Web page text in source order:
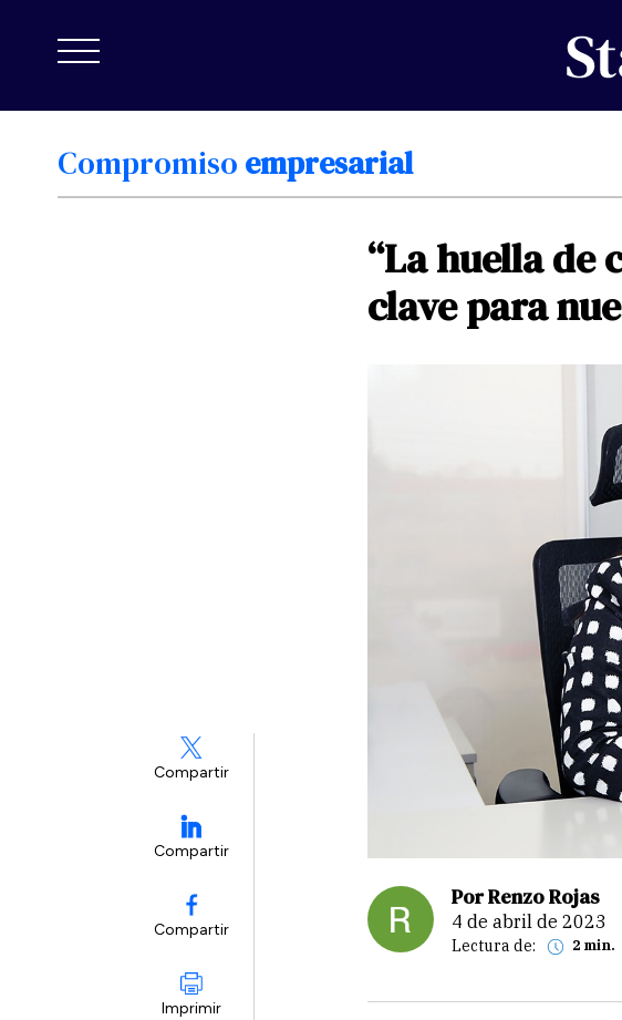
Compromiso empresarial
Compartir
Compartir
Compartir
Imprimir
“Lahuellade
clavepara
Por Renzo Rojas
4 de abril de 2023
Lectura de: 2 min.